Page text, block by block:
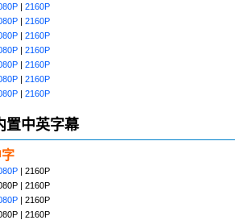
| 2160P
| 2160P
| 2160P
| 2160P
| 2160P
| 2160P
| 2160P
置中英字幕
| 2160P
| 2160P
| 2160P
| 2160P